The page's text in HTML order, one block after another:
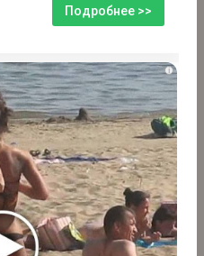
Подробнее >>
i